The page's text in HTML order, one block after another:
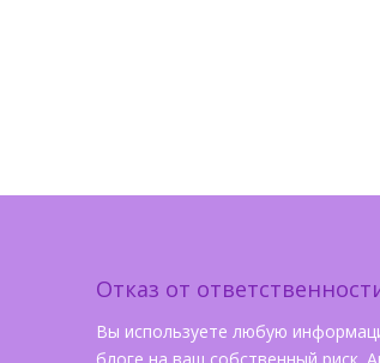
Отказ от
Вы используете любую
блоге на ваш собственный риск.